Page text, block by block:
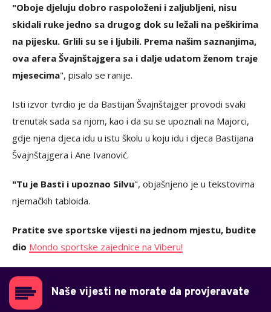
"Oboje djeluju dobro raspoloženi i zaljubljeni, nisu
skidali ruke jedno sa drugog dok su ležali na peškirima
na pijesku. Grlili su se i ljubili. Prema našim saznanjima,
ova afera Švajnštajgera sa i dalje udatom ženom traje
mjesecima", pisalo se ranije.
Isti izvor tvrdio je da Bastijan Švajnštajger provodi svaki
trenutak sada sa njom, kao i da su se upoznali na Majorci,
gdje njena djeca idu u istu školu u koju idu i djeca Bastijana
Švajnštajgera i Ane Ivanović.
"Tu je Basti i upoznao Silvu", objašnjeno je u tekstovima
njemačkih tabloida.
Pratite sve sportske vijesti na jednom mjestu, budite
dio Mondo sportske zajednice na Viberu!
Naše vijesti ne morate da provjeravate